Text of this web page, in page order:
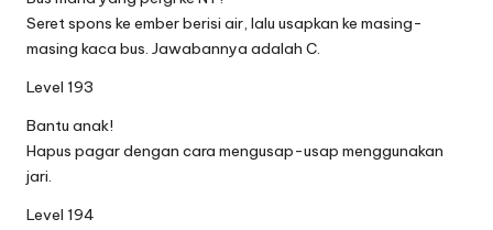
Seret spons ke ember berisi air, lalu usapkan ke masing-
masing kaca bus. Jawabannya adalah C.
Level 193
Bantu anak!
Hapus pagar dengan cara mengusap-usap menggunakan
jari.
Level 194